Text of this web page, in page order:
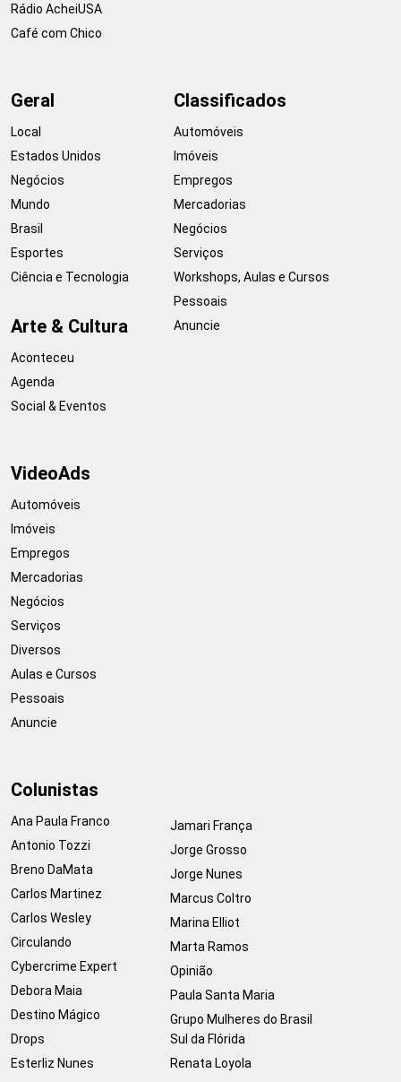
Rádio AcheiUSA
Café com Chico
Geral
Local
Estados Unidos
Negócios
Mundo
Brasil
Esportes
Ciência e Tecnologia
Arte & Cultura
Aconteceu
Agenda
Social & Eventos
Classificados
Automóveis
Imóveis
Empregos
Mercadorias
Negócios
Serviços
Workshops, Aulas e Cursos
Pessoais
Anuncie
VideoAds
Automóveis
Imóveis
Empregos
Mercadorias
Negócios
Serviços
Diversos
Aulas e Cursos
Pessoais
Anuncie
Colunistas
Ana Paula Franco
Antonio Tozzi
Breno DaMata
Carlos Martinez
Carlos Wesley
Circulando
Cybercrime Expert
Debora Maia
Destino Mágico
Drops
Esterliz Nunes
Jamari França
Jorge Grosso
Jorge Nunes
Marcus Coltro
Marina Elliot
Marta Ramos
Opinião
Paula Santa Maria
Grupo Mulheres do Brasil
Sul da Flórida
Renata Loyola